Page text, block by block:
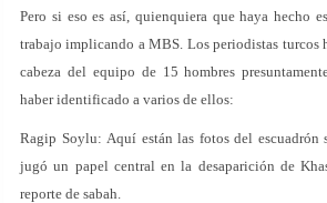
Pero si eso es así, quienquiera que haya hecho
trabajo implicando a MBS. Los periodistas turcos
cabeza del equipo de 15 hombres
haber identificado a varios de ellos:
Ragip Soylu: Aquí están las fotos del escuadrón
jugó un papel central en la desaparición de
reporte de sabah.